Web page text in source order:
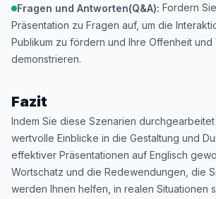
Fragen und Antworten(Q&A): Fordern
Präsentation zu Fragen auf, um die
Publikum zu fördern und Ihre Offenheit
demonstrieren.
Fazit
Indem Sie diese Szenarien
wertvolle Einblicke in die Gestaltung und
effektiver Präsentationen auf Englisch
Wortschatz und die Redewendungen, die
werden Ihnen helfen, in realen Situationen